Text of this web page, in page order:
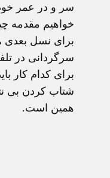
سر و در عمر خود
خواهیم مقدمه
برای نسل بعدی
سرگردانی در
برای کدام کار
شتاب کردن بی
همین است.